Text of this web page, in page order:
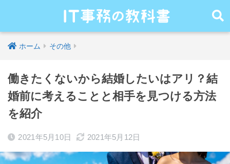
ホーム その他
働きたくないから結婚したいはアリ？結
婚前に考えることと相手を見つける方法
を紹介
2021年5月10日 2021年5月12日